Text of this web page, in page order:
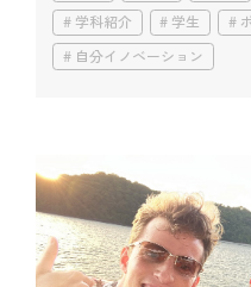
学科紹介
学生
自分イノベーション